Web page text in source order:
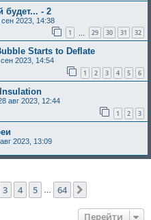
- 2
сен 2023, 14:38
1 29 30 31 32
Starts to Deflate
сен 2023, 14:54
1 2 3 4 5 6
авг 2023, 12:44
1 2 3
2023, 13:09
из 64
3 4 5 64
Перейти